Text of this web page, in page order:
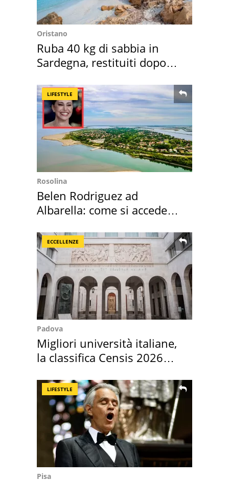
Oristano
Ruba 40 kg di sabbia in
Sardegna, restituiti dopo
LIFESTYLE
Rosolina
Belen Rodriguez ad
Albarella: come si accede
ECCELLENZE
Padova
Migliori università italiane,
la classifica Censis 2026
LIFESTYLE
Pisa